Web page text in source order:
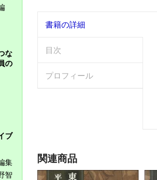
書籍の詳細
目次
プロフィール
関連商品
な
の
ブ
集
智